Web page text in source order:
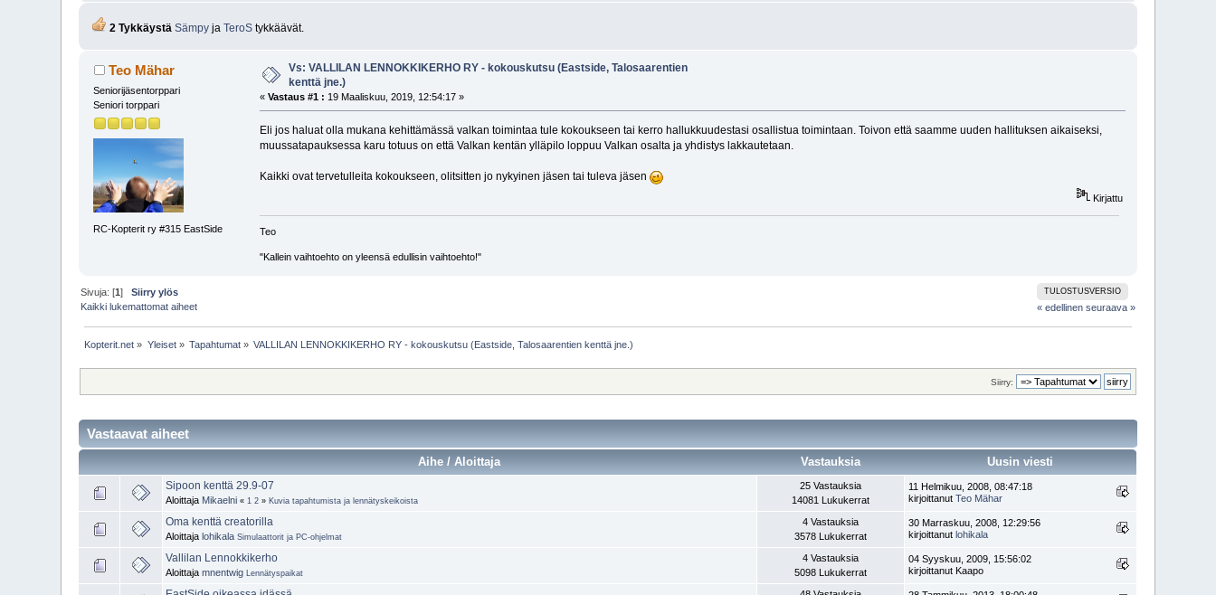
2 Tykkäystä Sämpy jaTeroS tykkäävät.
Teo Mähar
Seniorijäsentorppari
Seniori torppari
RC-Kopterit ry #315 EastSide
Vs: VALLILAN LENNOKKIKERHO RY - kokouskutsu (Eastside, Talosaarentien
kenttä jne.)
« Vastaus #1 : 19 Maaliskuu, 2019, 12:54:17 »
Eli jos haluat olla mukana kehittämässä valkan toimintaa tule kokoukseen tai kerro hallukkuudestasi osallistua toimintaan. Toivon että saamme uuden hallituksen aikaiseksi,
muussatapauksessa karu totuus on että Valkan kentän ylläpilo loppuu Valkan osalta ja yhdistys lakkautetaan.
Kaikki ovat tervetulleita kokoukseen, olitsitten jo nykyinen jäsen tai tuleva jäsen
Kirjattu
Teo
"Kallein vaihtoehto on yleensä edullisin vaihtoehto!"
TULOSTUSVERSIO
Sivuja: [1]Siirry ylös
Kaikki lukemattomat aiheet
« edellinen seuraava »
Kopterit.net » Yleiset» Tapahtumat » VALLILAN LENNOKKIKERHO RY - kokouskutsu (Eastside, Talosaarentien kenttä jne.)
Siirry:
Vastaavat aiheet
Aihe / Aloittaja Vastauksia Uusin viesti
Sipoon kenttä 29.9-07
Aloittaja Mikaelni « 1 2 » Kuvia tapahtumista ja lennätyskeikoista
25 Vastauksia
14081 Lukukerrat
11 Helmikuu, 2008, 08:47:18
kirjoittanutTeo Mähar
Oma kenttä creatorilla
Aloittajalohikala Simulaattorit ja PC-ohjelmat
4 Vastauksia
3578 Lukukerrat
30 Marraskuu, 2008, 12:29:56
kirjoittanutlohikala
Vallilan Lennokkikerho
Aloittajamnentwig Lennätyspaikat
4 Vastauksia
5098 Lukukerrat
04 Syyskuu, 2009, 15:56:02
kirjoittanut Kaapo